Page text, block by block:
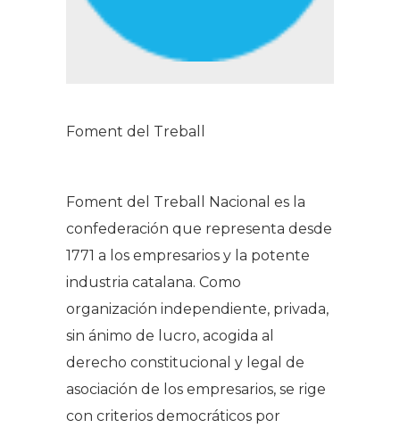
Foment del Treball
Foment del Treball Nacional es la
confederación que representa desde
1771 a los empresarios y la potente
industria catalana. Como
organización independiente, privada,
sin ánimo de lucro, acogida al
derecho constitucional y legal de
asociación de los empresarios, se rige
con criterios democráticos por